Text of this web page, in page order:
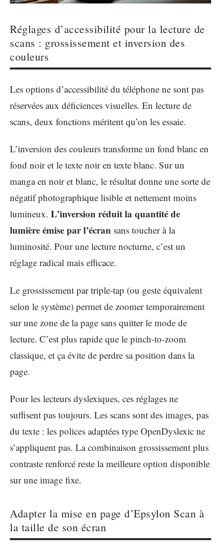
Réglages d’accessibilité pour la lecture de
scans : grossissement et inversion des
couleurs
Les options d’accessibilité du téléphone ne sont pas
réservées aux déficiences visuelles. En lecture de
scans, deux fonctions méritent qu’on les essaie.
L’inversion des couleurs transforme un fond blanc en
fond noir et le texte noir en texte blanc. Sur un
manga en noir et blanc, le résultat donne une sorte de
négatif photographique lisible et nettement moins
lumineux. L’inversion réduit la quantité de
lumière émise par l’écran sans toucher à la
luminosité. Pour une lecture nocturne, c’est un
réglage radical mais efficace.
Le grossissement par triple-tap (ou geste équivalent
selon le système) permet de zoomer temporairement
sur une zone de la page sans quitter le mode de
lecture. C’est plus rapide que le pinch-to-zoom
classique, et ça évite de perdre sa position dans la
page.
Pour les lecteurs dyslexiques, ces réglages ne
suffisent pas toujours. Les scans sont des images, pas
du texte : les polices adaptées type OpenDyslexic ne
s’appliquent pas. La combinaison grossissement plus
contraste renforcé reste la meilleure option disponible
sur une image fixe.
Adapter la mise en page d’Epsylon Scan à
la taille de son écran